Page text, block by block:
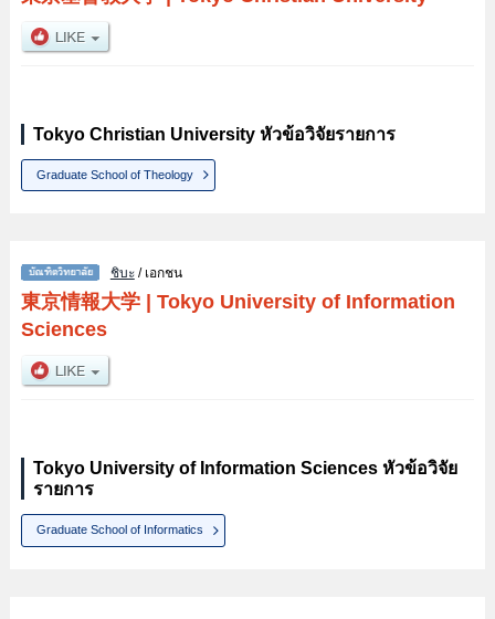
Tokyo Christian University หัวข้อวิจัยรายการ
Graduate School of Theology
ชิบะ/ เอกชน
東京情報大学| Tokyo University of Information
Sciences
Tokyo University of Information Sciences หัวข้อวิจัย
รายการ
Graduate School of Informatics